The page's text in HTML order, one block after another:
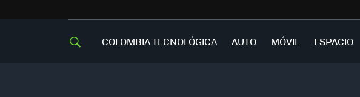
COLOMBIA TECNOLÓGICA AUTO MÓVIL ESPACIO